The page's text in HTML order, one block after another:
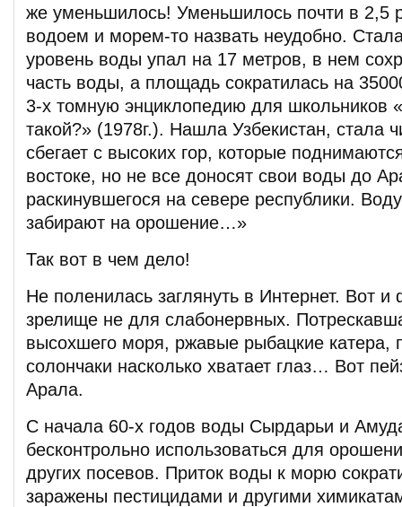
же уменьшилось! Уменьшилось почти в 2,5
водоем и морем-то назвать неудобно.
уровень воды упал на 17 метров, в нем
часть воды, а площадь сократилась на
3-х томную энциклопедию для школьников
такой?» (1978г.). Нашла Узбекистан, стала
сбегает с высоких гор, которые
востоке, но не все доносят свои воды до
раскинувшегося на севере республики.
забирают на орошение…»
Так вот в чем дело!
Не поленилась заглянуть в Интернет. Вот
зрелище не для слабонервных.
высохшего моря, ржавые рыбацкие катера,
солончаки насколько хватает глаз… Вот
Арала.
С начала 60-х годов воды Сырдарьи и
бесконтрольно использоваться для
других посевов. Приток воды к морю
заражены пестицидами и другими